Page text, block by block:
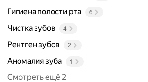
Гигиена полости рта 6
Чистка зубов 4
Рентген зубов 2
Аномалия зуба 1
Смотреть ещё 2